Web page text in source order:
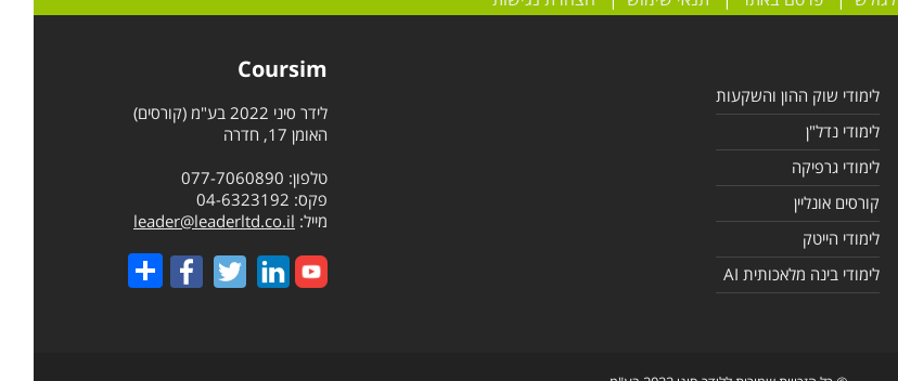
לימודי שוק ההון והשקעות
לימודי נדל"ן
לימודי גרפיקה
קורסים אונליין
לימודי הייטק
לימודי בינה מלאכותית AI
Coursim
לידר סיני 2022 בע"מ (קורסים)
האומן 17, חדרה
טלפון: 077-7060890
פקס: 04-6323192
מייל: leader@leaderltd.co.il
Share